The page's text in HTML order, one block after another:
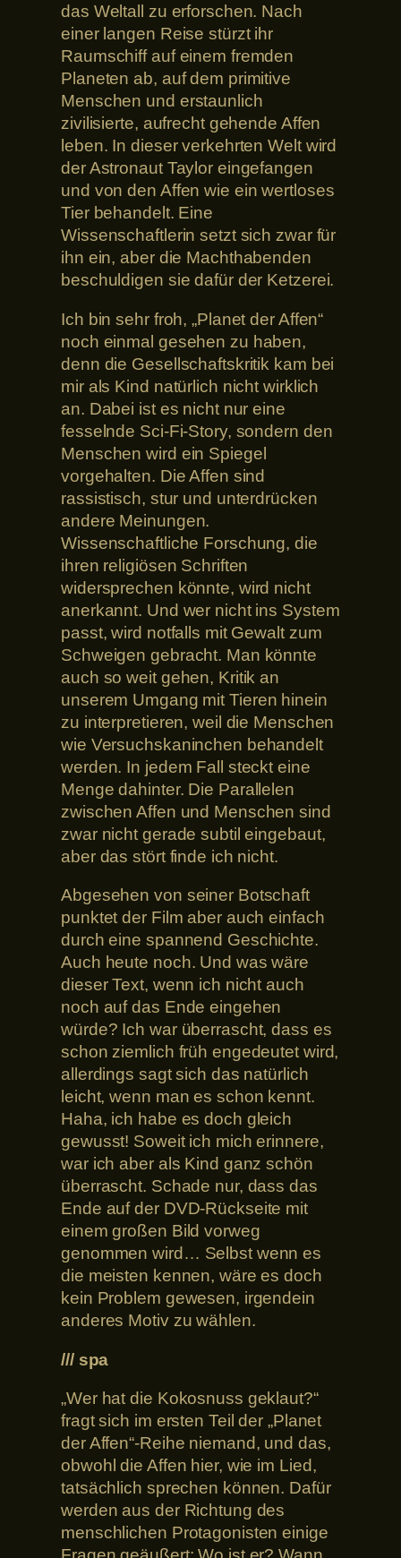
das Weltall zu erforschen. Nach
einer langen Reise stürzt ihr
Raumschiff auf einem fremden
Planeten ab, auf dem primitive
Menschen und erstaunlich
zivilisierte, aufrecht gehende Affen
leben. In dieser verkehrten Welt wird
der Astronaut Taylor eingefangen
und von den Affen wie ein wertloses
Tier behandelt. Eine
Wissenschaftlerin setzt sich zwar für
ihn ein, aber die Machthabenden
beschuldigen sie dafür der Ketzerei.
Ich bin sehr froh, „Planet der Affen“
noch einmal gesehen zu haben,
denn die Gesellschaftskritik kam bei
mir als Kind natürlich nicht wirklich
an. Dabei ist es nicht nur eine
fesselnde Sci-Fi-Story, sondern den
Menschen wird ein Spiegel
vorgehalten. Die Affen sind
rassistisch, stur und unterdrücken
andere Meinungen.
Wissenschaftliche Forschung, die
ihren religiösen Schriften
widersprechen könnte, wird nicht
anerkannt. Und wer nicht ins System
passt, wird notfalls mit Gewalt zum
Schweigen gebracht. Man könnte
auch so weit gehen, Kritik an
unserem Umgang mit Tieren hinein
zu interpretieren, weil die Menschen
wie Versuchskaninchen behandelt
werden. In jedem Fall steckt eine
Menge dahinter. Die Parallelen
zwischen Affen und Menschen sind
zwar nicht gerade subtil eingebaut,
aber das stört finde ich nicht.
Abgesehen von seiner Botschaft
punktet der Film aber auch einfach
durch eine spannend Geschichte.
Auch heute noch. Und was wäre
dieser Text, wenn ich nicht auch
noch auf das Ende eingehen
würde? Ich war überrascht, dass es
schon ziemlich früh engedeutet wird,
allerdings sagt sich das natürlich
leicht, wenn man es schon kennt.
Haha, ich habe es doch gleich
gewusst! Soweit ich mich erinnere,
war ich aber als Kind ganz schön
überrascht. Schade nur, dass das
Ende auf der DVD-Rückseite mit
einem großen Bild vorweg
genommen wird… Selbst wenn es
die meisten kennen, wäre es doch
kein Problem gewesen, irgendein
anderes Motiv zu wählen.
/// spa
„Wer hat die Kokosnuss geklaut?“
fragt sich im ersten Teil der „Planet
der Affen“-Reihe niemand, und das,
obwohl die Affen hier, wie im Lied,
tatsächlich sprechen können. Dafür
werden aus der Richtung des
menschlichen Protagonisten einige